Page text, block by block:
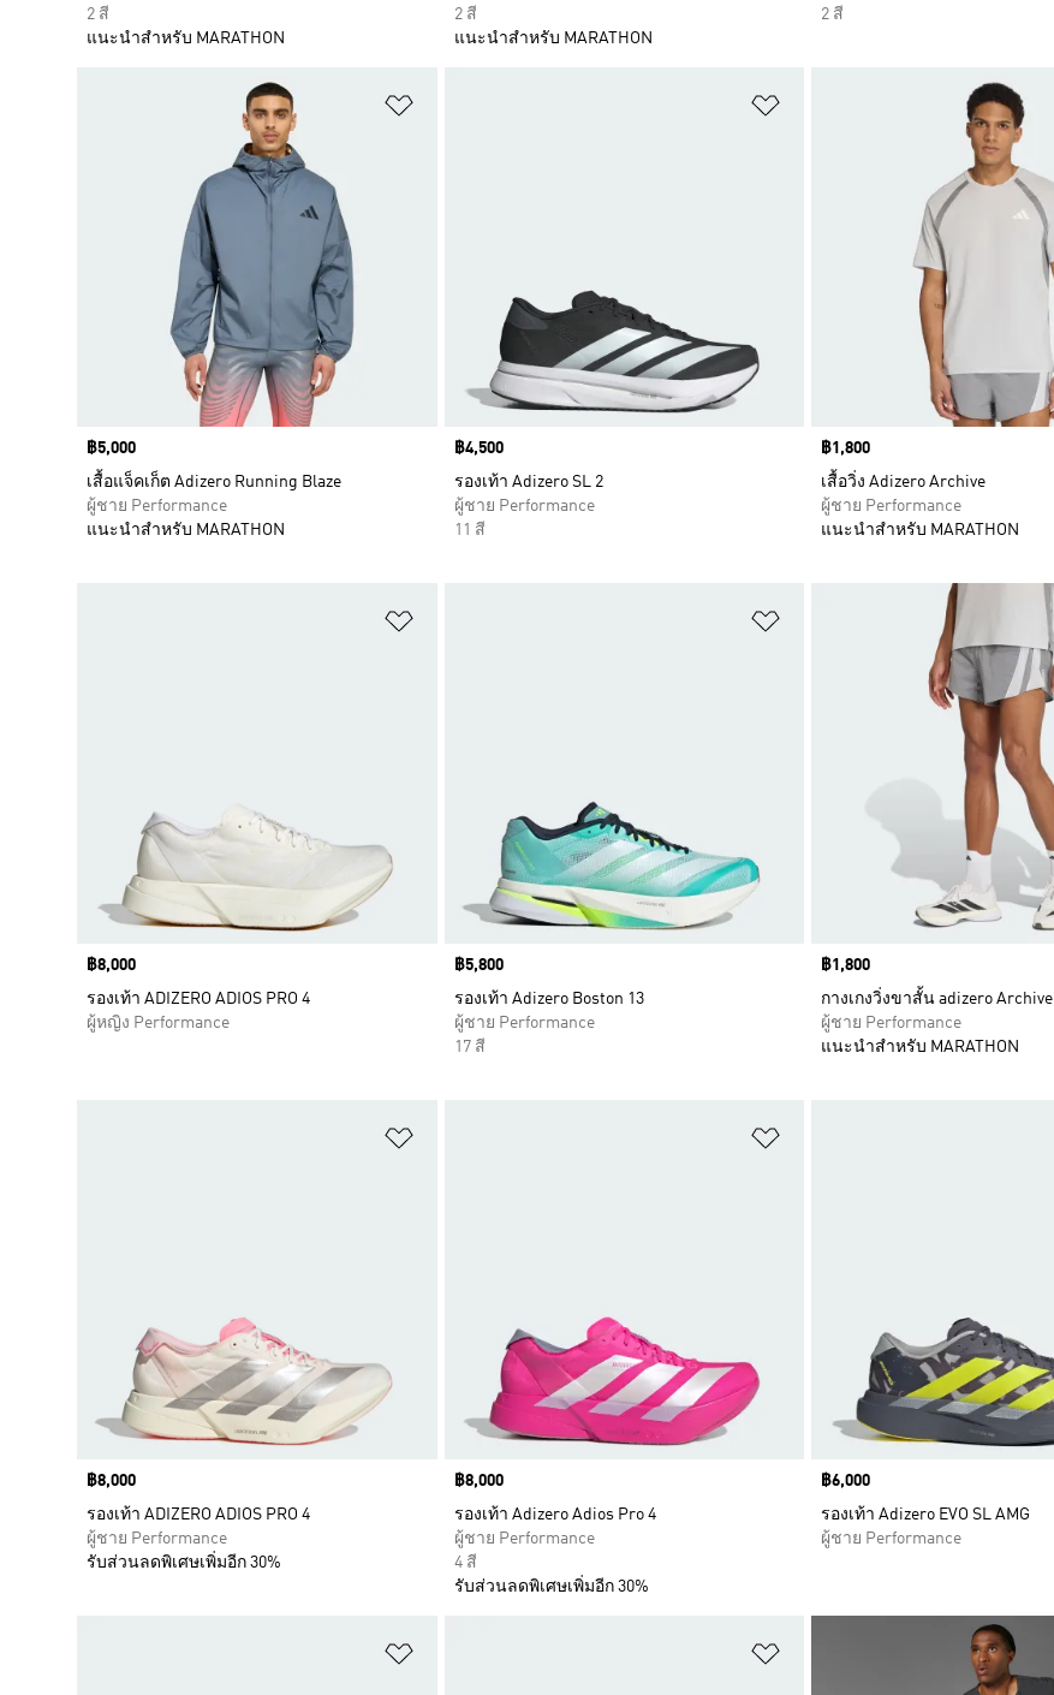
2 สี
แนะนำสำหรับ MARATHON
2 สี
แนะนำสำหรับ MARATHON
2 สี
Price
฿5,000
เสื้อแจ็คเก็ต Adizero Running Blaze
ผู้ชาย Performance
แนะนำสำหรับ MARATHON
เพิ่มไปยังรายการสินค้าโปรด
Price
฿4,500
รองเท้า Adizero SL 2
ผู้ชาย Performance
11 สี
Price
฿1,800
เสื้อวิ่ง Adizero Archive
ผู้ชาย Performance
แนะนำสำหรับ MARATHON
Price
฿8,000
รองเท้า ADIZERO ADIOS PRO 4
ผู้หญิง Performance
เพิ่มไปยังรายการสินค้าโปรด
Price
฿5,800
รองเท้า Adizero Boston 13
ผู้ชาย Performance
17 สี
Price
฿1,800
กางเกงวิ่งขาสั้น adizero Archive
ผู้ชาย Performance
แนะนำสำหรับ MARATHON
Price
฿8,000
รองเท้า ADIZERO ADIOS PRO 4
ผู้ชาย Performance
รับส่วนลดพิเศษเพิ่มอีก 30%
Price
฿8,000
รองเท้า Adizero Adios Pro 4
ผู้ชาย Performance
4 สี
รับส่วนลดพิเศษเพิ่มอีก 30%
Price
฿6,000
รองเท้า Adizero EVO SL AMG
ผู้ชาย Performance
เพิ่มไปยังรายการสินค้าโปรด